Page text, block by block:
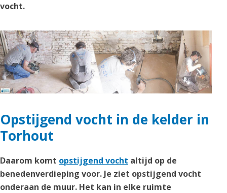
vocht.
Opstijgend vocht in de kelder in
Torhout
Daarom komt opstijgend vocht altijd op de
benedenverdieping voor. Je ziet opstijgend vocht
onderaan de muur. Het kan in elke ruimte